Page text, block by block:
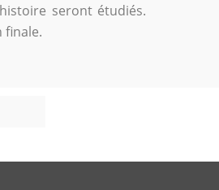
seront étudiés.
finale.